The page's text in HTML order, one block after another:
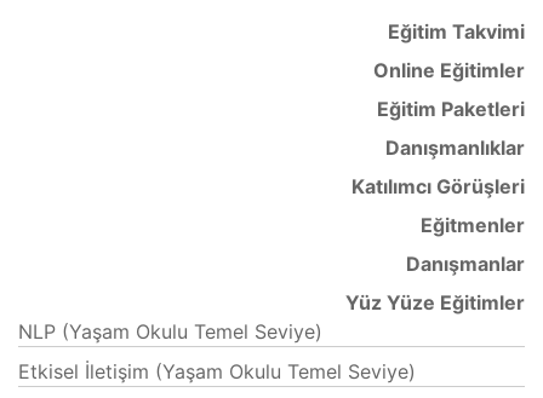
Eğitim Takvimi
Online Eğitimler
Eğitim Paketleri
Danışmanlıklar
Katılımcı Görüşleri
Eğitmenler
Danışmanlar
Yüz Yüze Eğitimler
NLP (Yaşam Okulu Temel Seviye)
Etkisel İletişim (Yaşam Okulu Temel Seviye)